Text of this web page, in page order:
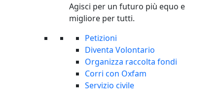
Agisci per un futuro più equo e
migliore per tutti.
Petizioni
Diventa Volontario
Organizza raccolta fondi
Corri con Oxfam
Servizio civile